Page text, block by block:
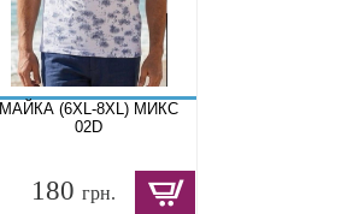
МАЙКА (6XL-8XL) МИКС
02D
180 грн.